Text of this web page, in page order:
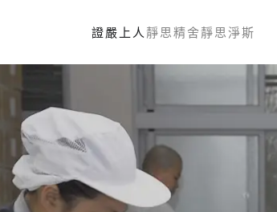
證嚴上人 靜思精舍靜思淨斯